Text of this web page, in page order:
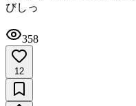
びしっ
358
12